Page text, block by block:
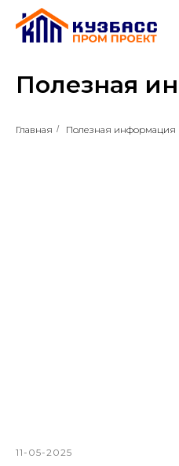
Полезная
Главная / Полезная информация
11-05-2025